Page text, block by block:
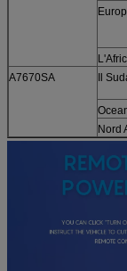
A7670SA
Il
Nord